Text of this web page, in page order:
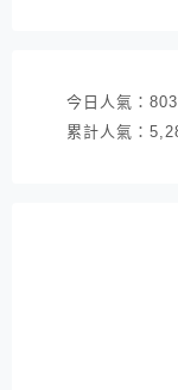
今日人氣： 803
累計人氣：